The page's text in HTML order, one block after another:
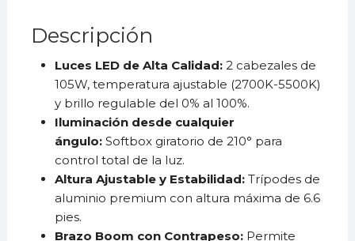
Descripción
Luces LED de Alta Calidad:2 cabezales de
105W, temperatura ajustable (2700K-5500K)
y brillo regulable del 0% al 100%.
Iluminación desde cualquier
ángulo: Softbox giratorio de 210° para
control total de la luz.
Altura Ajustable y Estabilidad: Trípodes de
aluminio premium con altura máxima de 6.6
pies.
Brazo Boom con Contrapeso: Permite